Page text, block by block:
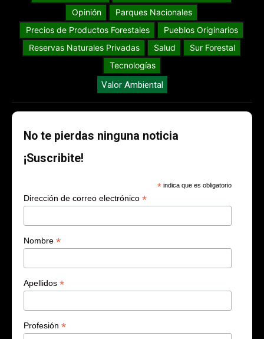
Opinión
Parques Nacionales
Precios de Productos Forestales
Pueblos Originarios
Reservas Naturales Privadas
Salud
Sur Forestal
Tecnologías
Valor Ambiental
No te pierdas ninguna noticia
¡Suscribite!
* indica que es obligatorio
Dirección de correo electrónico *
Nombre *
Apellidos *
Profesión *